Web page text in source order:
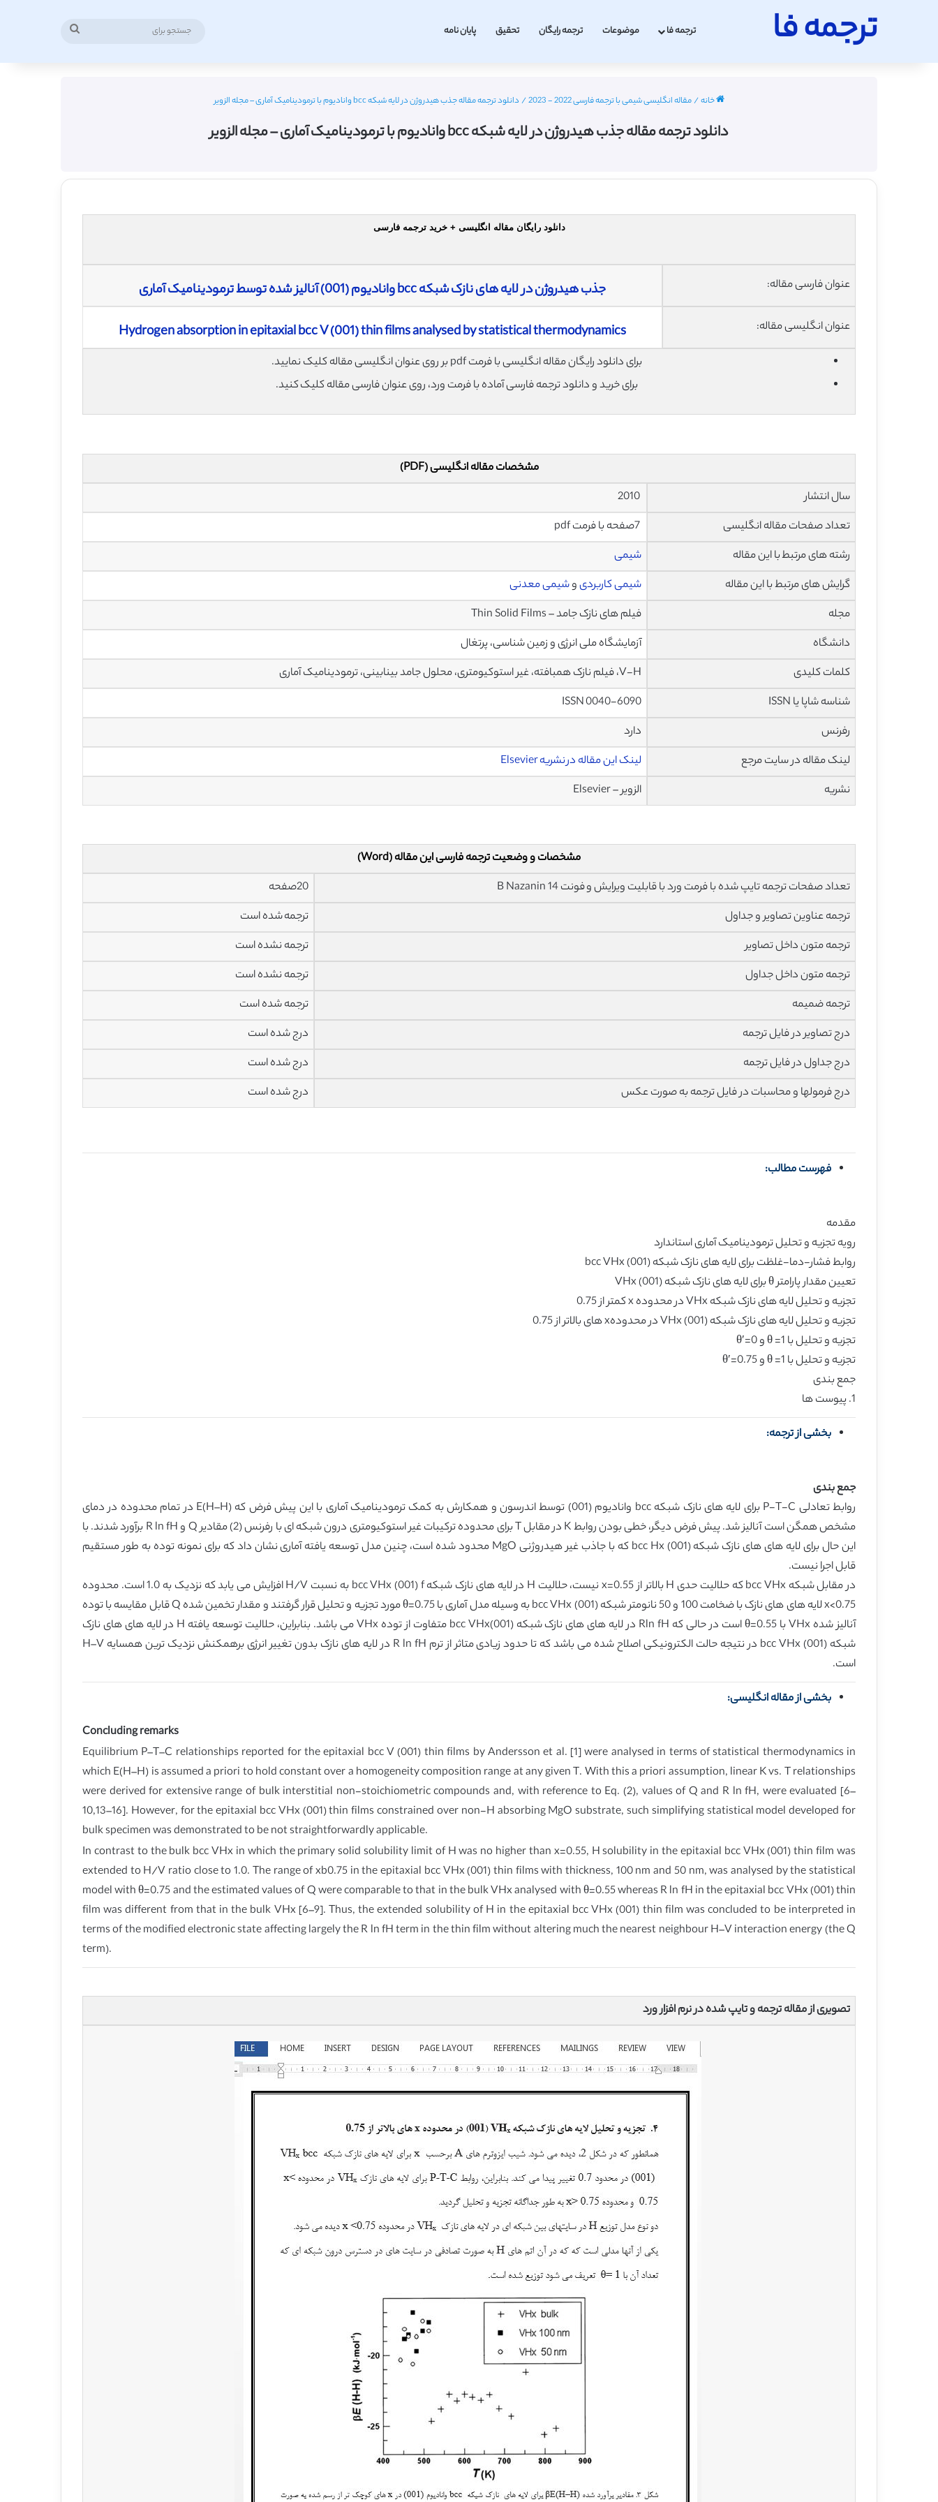
ترجمه فا ترجمه فا موضوعات ترجمه رایگان تحقیق پایان نامه
خانه/مقاله انگلیسی شیمی با ترجمه فارسی 2022 - 2023 / دانلود ترجمه مقاله جذب هیدروژن در لایه شبکه bcc وانادیوم با ترمودینامیک آماری – مجله الزویر
دانلود ترجمه مقاله جذب هیدروژن در لایه شبکه bcc وانادیوم با ترمودینامیک آماری – مجله الزویر
دانلود رایگان مقاله انگلیسی + خرید ترجمه فارسی
عنوان فارسی مقاله: جذب هیدروژن در لایه های نازک شبکه bcc وانادیوم (001) آنالیز شده توسط ترمودینامیک آماری
عنوان انگلیسی مقاله: Hydrogen absorption in epitaxial bcc V (001) thin films analysed by statistical thermodynamics
برای دانلود رایگان مقاله انگلیسی با فرمت pdf بر روی عنوان انگلیسی مقاله کلیک نمایید.
برای خرید و دانلود ترجمه فارسی آماده با فرمت ورد، روی عنوان فارسی مقاله کلیک کنید.
مشخصات مقاله انگلیسی (PDF)
سال انتشار
تعداد صفحات مقاله انگلیسی
رشته های مرتبط با این مقاله
شیمی
گرایش های مرتبط با این مقاله
شیمی کاربردیوشیمی معدنی
مجله
فیلم های نازک جامد – Thin Solid Films
دانشگاه
آزمایشگاه ملی انرژی و زمین شناسی، پرتغال
کلمات کلیدی
V-H، فیلم نازک همبافته، غیر استوکیومتری، محلول جامد بینابینی، ترمودینامیک آماری
شناسه شاپا یا ISSN
ISSN 0040-6090
رفرنس
دارد
لینک مقاله در سایت مرجع
لینک این مقاله در نشریه Elsevier
نشریه
الزویر – Elsevier
مشخصات و وضعیت ترجمه فارسی این مقاله (Word)
تعداد صفحات ترجمه تایپ شده با فرمت ورد با قابلیت ویرایش و فونت 14 B Nazanin
20صفحه
ترجمه عناوین تصاویر و جداول
ترجمه شده است
ترجمه متون داخل تصاویر
ترجمه نشده است
ترجمه متون داخل جداول
ترجمه نشده است
ترجمه ضمیمه
ترجمه شده است
درج تصاویر در فایل ترجمه
درج شده است
درج جداول در فایل ترجمه
درج شده است
درج فرمولها و محاسبات در فایل ترجمه به صورت عکس
درج شده است
فهرست مطالب:
مقدمه
رویه تجزیه و تحلیل ترمودینامیک آماری استاندارد
روابط فشار-دما-غلظت برای لایه های نازک شبکه (bcc VHx (001
تعیین مقدار پارامتر θ برای لایه های نازک شبکه (VHx (001
تجزیه و تحلیل لایه های نازک شبکه VHx در محدوده x کمتر از 0.75
تجزیه و تحلیل لایه های نازک شبکه (VHx (001 در محدودهx های بالاتر از 0.75
تجزیه و تحلیل با θ =1 و θ′=0
تجزیه و تحلیل با θ =1 و θ′=0.75
جمع بندی
1. پیوست ها
بخشی از ترجمه:
جمع بندی
روابط تعادلی P-T-C برای لایه های نازک شبکه bcc وانادیوم (001) توسط اندرسون و همکارش به کمک ترمودینامیک آماری با این پیش فرض که E(H–H) در تمام محدوده در دمای
مشخص همگن است آنالیز شد. پیش فرض دیگر، خطی بودن روابط K در مقابل T برای محدوده ترکیبات غیر استوکیومتری درون شبکه ای با رفرنس (2) مقادیر Q و R ln fH برآورد شدند. با
این حال برای لایه های های نازک شبکه bcc Hx (001) که با جاذب غیر هیدروژنی MgO محدود شده است، چنین مدل توسعه یافته آماری نشان داد که برای نمونه توده به طور مستقیم
قابل اجرا نیست.
در مقابل شبکه bcc VHx که حلالیت حدی H بالاتر از x=0.55 نیست، حلالیت H در لایه های نازک شبکه bcc VHx (001) f به نسبت H/V افزایش می یابد که نزدیک به 1.0 است. محدوده
x<0.75 لایه های های نازک با ضخامت 100 و 50 نانومتر شبکه bcc VHx (001) به وسیله مدل آماری با θ=0.75 مورد تجزیه و تحلیل قرار گرفتند و مقدار تخمین شده Q قابل مقایسه با توده
آنالیز شده VHx با θ=0.55 است در حالی که Rln fH در لایه های های نازک شبکه bcc VHx(001) متفاوت از توده VHx می باشد. بنابراین، حلالیت توسعه یافته H در لایه های های نازک
شبکه bcc VHx (001) در نتیجه حالت الکترونیکی اصلاح شده می باشد که تا حدود زیادی متاثر از ترم R ln fH در لایه های نازک بدون تغییر انرژی برهمکنش نزدیک ترین همسایه H–V
است.
بخشی از مقاله انگلیسی:
Concluding remarks
Equilibrium P–T–C relationships reported for the epitaxial bcc V (001) thin films by Andersson et al. [1] were analysed in terms of statistical thermodynamics in
which E(H–H) is assumed a priori to hold constant over a homogeneity composition range at any given T. With this a priori assumption, linear K vs. T relationships
were derived for extensive range of bulk interstitial non-stoichiometric compounds and, with reference to Eq. (2), values of Q and R ln fH, were evaluated [6–
10,13–16]. However, for the epitaxial bcc VHx (001) thin films constrained over non-H absorbing MgO substrate, such simplifying statistical model developed for
bulk specimen was demonstrated to be not straightforwardly applicable.
In contrast to the bulk bcc VHx in which the primary solid solubility limit of H was no higher than x=0.55, H solubility in the epitaxial bcc VHx (001) thin film was
extended to H/V ratio close to 1.0. The range of xb0.75 in the epitaxial bcc VHx (001) thin films with thickness, 100 nm and 50 nm, was analysed by the statistical
model with θ=0.75 and the estimated values of Q were comparable to that in the bulk VHx analysed with θ=0.55 whereas R ln fH in the epitaxial bcc VHx (001) thin
film was different from that in the bulk VHx [6–9]. Thus, the extended solubility of H in the epitaxial bcc VHx (001) thin film was concluded to be interpreted in
terms of the modified electronic state affecting largely the R ln fH term in the thin film without altering much the nearest neighbour H–V interaction energy (the Q
term).
تصویری از مقاله ترجمه و تایپ شده در نرم افزار ورد